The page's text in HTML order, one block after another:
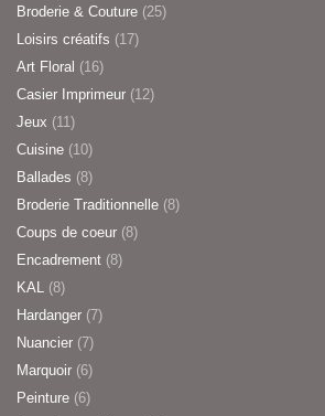
Broderie & Couture (25)
Loisirs créatifs (17)
Art Floral (16)
Casier Imprimeur (12)
Jeux (11)
Cuisine (10)
Ballades (8)
Broderie Traditionnelle (8)
Coups de coeur (8)
Encadrement (8)
KAL (8)
Hardanger (7)
Nuancier (7)
Marquoir (6)
Peinture (6)